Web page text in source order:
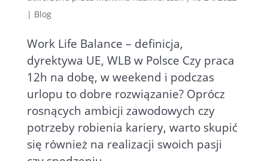
| Blog
Work Life Balance – definicja,
dyrektywa UE, WLB w Polsce Czy praca
12h na dobę, w weekend i podczas
urlopu to dobre rozwiązanie? Oprócz
rosnących ambicji zawodowych czy
potrzeby robienia kariery, warto skupić
się również na realizacji swoich pasji